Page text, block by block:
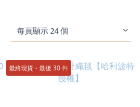
墨烯獨立筒枕 限時買一送一🔥
層紗 不限金額 享 88 折！現在
節前到貨 ✨
每頁顯示 24 個
最終現貨・最後 30 件